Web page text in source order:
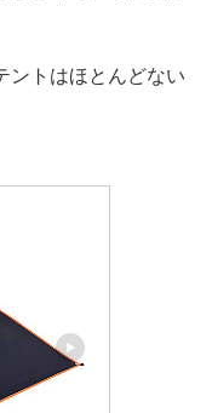
ントはほとんどない